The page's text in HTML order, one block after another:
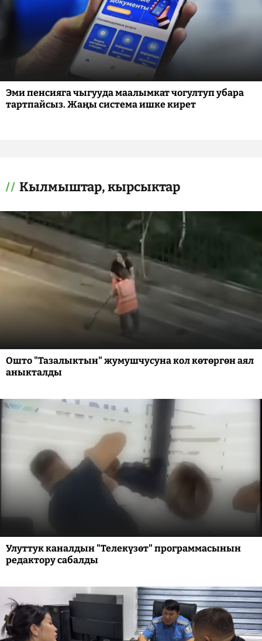
Эми пенсияга чыгууда маалымкат чогултуп убара
тартпайсыз. Жаңы система ишке кирет
Кылмыштар, кырсыктар
Ошто "Тазалыктын" жумушчусуна кол көтөргөн аял
аныкталды
Улуттук каналдын "Телекүзөт" программасынын
редактору сабалды